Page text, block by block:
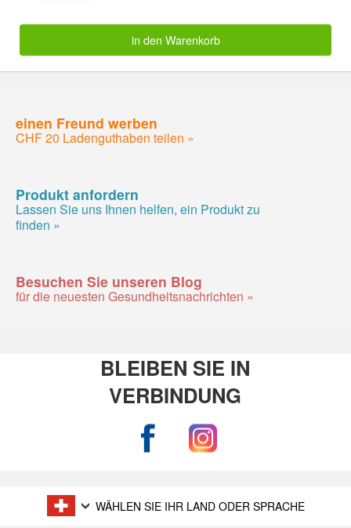
in den Warenkorb
einen Freund werben
CHF 20 Ladenguthaben teilen »
Produkt anfordern
Lassen Sie uns Ihnen helfen, ein Produkt zu
finden »
Besuchen Sie unseren Blog
für die neuesten Gesundheitsnachrichten »
BLEIBEN SIE IN
VERBINDUNG
WÄHLEN SIE IHR LAND ODER SPRACHE